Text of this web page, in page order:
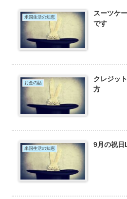
米国生活の知恵
スーツケ
です
お金の話
クレジッ
方
米国生活の知恵 9月の祝